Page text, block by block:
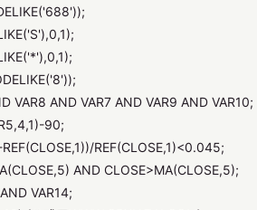
VAR8 AND VAR7 AND VAR9 AND VAR10;
90;
REF(CLOSE,1)<0.045;
AND CLOSE>MA(CLOSE,5);
VAR14;